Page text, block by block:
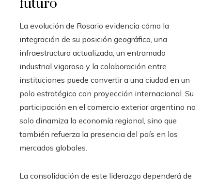
futuro
La evolución de Rosario evidencia cómo la
integración de su posición geográfica, una
infraestructura actualizada, un entramado
industrial vigoroso y la colaboración entre
instituciones puede convertir a una ciudad en un
polo estratégico con proyección internacional. Su
participación en el comercio exterior argentino no
solo dinamiza la economía regional, sino que
también refuerza la presencia del país en los
mercados globales.
La consolidación de este liderazgo dependerá de